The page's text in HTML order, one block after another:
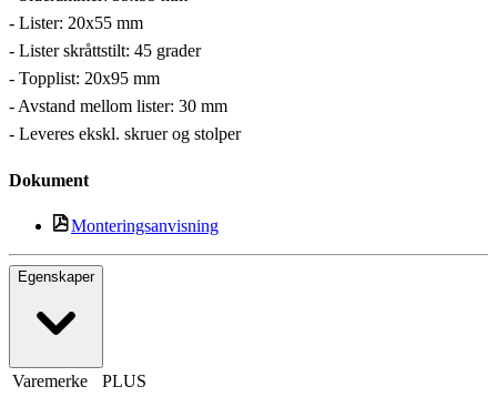
- Lister: 20x55 mm
- Lister skråttstilt: 45 grader
- Topplist: 20x95 mm
- Avstand mellom lister: 30 mm
- Leveres ekskl. skruer og stolper
Dokument
Monteringsanvisning
Egenskaper
Varemerke
PLUS